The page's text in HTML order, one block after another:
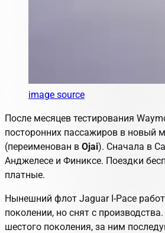
image source
После месяцев тестирования
посторонних пассажиров в новый
(переименован в Ojai). Сначала в
Анджелесе и Финиксе. Поездки
платные.
Нынешний флот Jaguar I-Pace
поколении, но снят с производства.
шестого поколения, за ним